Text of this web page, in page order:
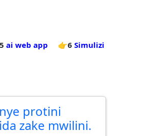
ai web app 👉6 Simulizi
protini
zake mwilini.